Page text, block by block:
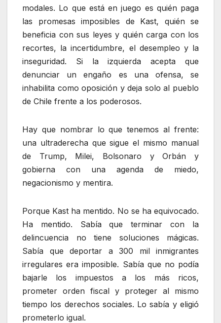
modales. Lo que está en juego es quién paga
las promesas imposibles de Kast, quién se
beneficia con sus leyes y quién carga con los
recortes, la incertidumbre, el desempleo y la
inseguridad. Si la izquierda acepta que
denunciar un engaño es una ofensa, se
inhabilita como oposición y deja solo al pueblo
de Chile frente a los poderosos.
Hay que nombrar lo que tenemos al frente:
una ultraderecha que sigue el mismo manual
de Trump, Milei, Bolsonaro y Orbán y
gobierna con una agenda de miedo,
negacionismo y mentira.
Porque Kast ha mentido. No se ha equivocado.
Ha mentido. Sabía que terminar con la
delincuencia no tiene soluciones mágicas.
Sabía que deportar a 300 mil inmigrantes
irregulares era imposible. Sabía que no podía
bajarle los impuestos a los más ricos,
prometer orden fiscal y proteger al mismo
tiempo los derechos sociales. Lo sabía y eligió
prometerlo igual.